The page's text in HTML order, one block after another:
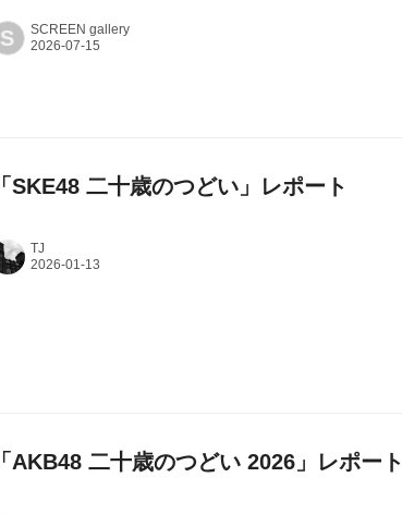
S SCREEN gallery
「SKE48 二十歳のつどい」レポート
TJ
「AKB48 ⼆⼗歳のつどい 2026」レポート